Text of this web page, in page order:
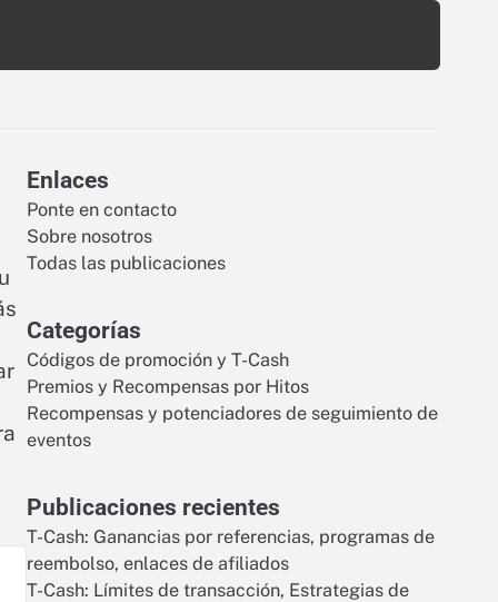
Enlaces
Ponte en contacto
Sobre nosotros
Todas las publicaciones
Categorías
Códigos de promoción y T-Cash
Premios y Recompensas por Hitos
Recompensas y potenciadores de seguimiento de
eventos
Publicaciones recientes
T-Cash: Ganancias por referencias, programas de
reembolso, enlaces de afiliados
T-Cash: Límites de transacción, Estrategias de